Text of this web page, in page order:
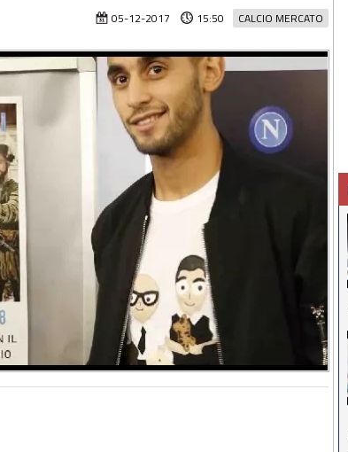
CALCIO MERCATO
05-12-2017 15:50